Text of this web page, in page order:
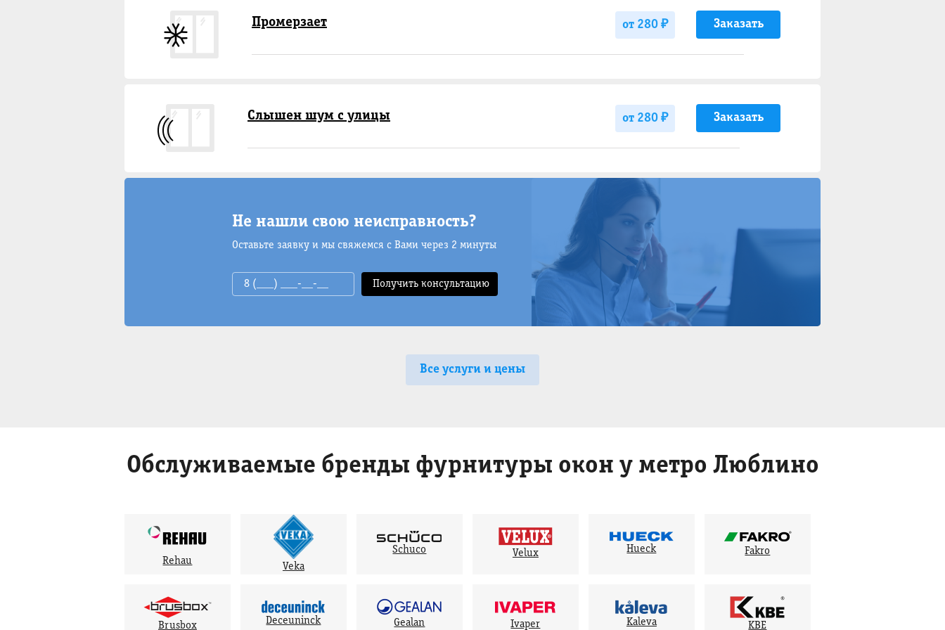
Промерзает от 280 ₽ Заказать
Слышен шум с улицы от 280 ₽ Заказать
Не нашли свою неисправность?
Оставьте заявку и мы свяжемся с Вами через 2 минуты
Все услуги и цены
Обслуживаемые бренды фурнитуры окон у метро Люблино
Rehau
Veka
Schuco Velux Hueck Fakro
Brusbox Deceuninck Gealan Ivaper Kaleva KBE